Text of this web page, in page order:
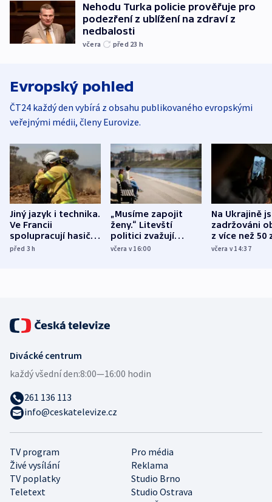
Nehodu Turka policie prověřuje pro
podezření z ublížení na zdraví z
nedbalosti
včera před 23 h
Evropský pohled
ČT24 každý den vybírá z obsahu publikovaného evropskými
veřejnými médii, členy Eurovize.
Jiný jazyk i technika.
Ve Francii
spolupracují hasiči z
různých zemí
před 3h
„Musíme zapojit
ženy.“ Litevští
politici zvažují
dohodu o
včera v 16:00
Na Ukrajině
zadržováni
z více než 50
Bojovali na
včera v 14:37
TV program
Pro média
Živé vysílání
Reklama
TV poplatky
Studio Brno
Teletext
Studio Ostrava
Divácké centrum
každý všední den:8:00—16:00 hodin
261 136 113
info@ceskatelevize.cz